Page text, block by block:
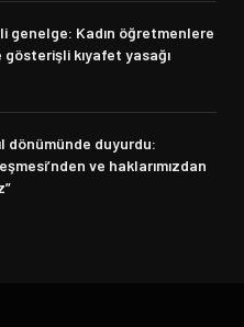
genelge: Kadın öğretmenlere
gösterişli kıyafet yasağı
dönümünde duyurdu:
ve haklarımızdan